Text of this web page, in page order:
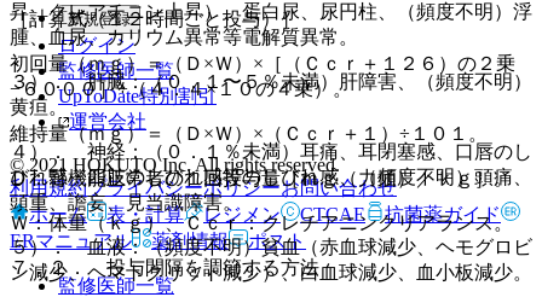
昇、クレアチニン上昇）、蛋白尿、尿円柱、（頻度不明）浮
腫、血尿、カリウム異常等電解質異常。
３）． 肝臓：（０．１〜５％未満）肝障害、（頻度不明）
黄疸。
４）． 神経：（０．１％未満）耳痛、耳閉塞感、口唇のし
びれ感・四肢のしびれ感等のしびれ感、（頻度不明）頭痛、
頭重、譫妄、見当識障害。
５）． 血液：（頻度不明）貧血（赤血球減少、ヘモグロビ
ン減少、ヘマトクリット減少）、白血球減少、血小板減少。
［計算式（１２時間ごと投与）］
初回量（ｍｇ）＝（Ｄ×Ｗ）×［（Ｃｃｒ＋１２６）の２乗
−６０００］÷（４．４×１０の４乗）。
維持量（ｍｇ）＝（Ｄ×Ｗ）×（Ｃｃｒ＋１）÷１０１。
Ｄ：腎機能正常者の１回投与量［ｍｇ（力価）／ｋｇ］。
Ｗ：体重（ｋｇ）、Ｃｃｒ：クレチアニンクリアランス。
７．２． 投与間隔を調節する方法
新規登録
ログイン
監修医師一覧
UpToDate特別割引
運営会社
© 2021 HOKUTO Inc. All rights reserved.
利用規約プライバシーポリシーお問い合わせ
ホーム
表・計算 レジメン CTCAE
抗菌薬ガイド
ERマニュアル
薬剤情報 ポスト
監修医師一覧